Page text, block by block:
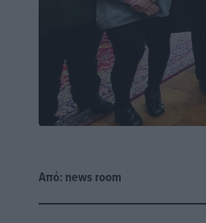
Από: news room